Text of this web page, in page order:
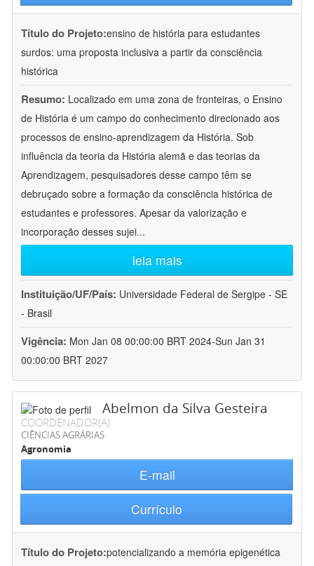
Título do Projeto:ensino de história para estudantes
surdos: uma proposta inclusiva a partir da consciência
histórica
Resumo: Localizado em uma zona de fronteiras, o Ensino
de História é um campo do conhecimento direcionado aos
processos de ensino-aprendizagem da História. Sob
influência da teoria da História alemã e das teorias da
Aprendizagem, pesquisadores desse campo têm se
debruçado sobre a formação da consciência histórica de
estudantes e professores. Apesar da valorização e
incorporação desses sujei...
leia mais
Instituição/UF/País: Universidade Federal de Sergipe - SE
- Brasil
Vigência: Mon Jan 08 00:00:00 BRT 2024-Sun Jan 31
00:00:00 BRT 2027
Abelmon da Silva Gesteira
COORDENADOR(A)
CIÊNCIAS AGRÁRIAS
Agronomia
E-mail
Currículo
Título do Projeto:potencializando a memória epigenética